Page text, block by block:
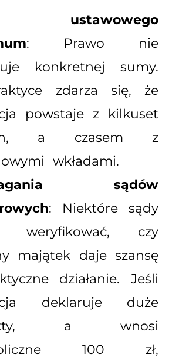
ustawowego
: Prawo nie
konkretnej sumy.
zdarza się, że
powstaje z kilkuset
a czasem z
wkładami.
sądów
: Niektóre sądy
weryfikować, czy
majątek daje szansę
działanie. Jeśli
deklaruje duże
a wnosi
100 zł,